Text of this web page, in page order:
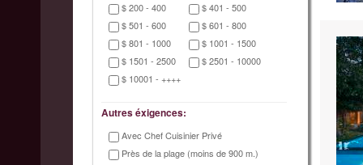
$ 200 - 400
$ 401 - 500
$ 501 - 600
$ 601 - 800
$ 801 - 1000
$ 1001 - 1500
$ 1501 - 2500
$ 2501 - 10000
$ 10001 - ++++
Autres éxigences:
Avec Chef Cuisinier Privé
Près de la plage (moins de 900 m.)